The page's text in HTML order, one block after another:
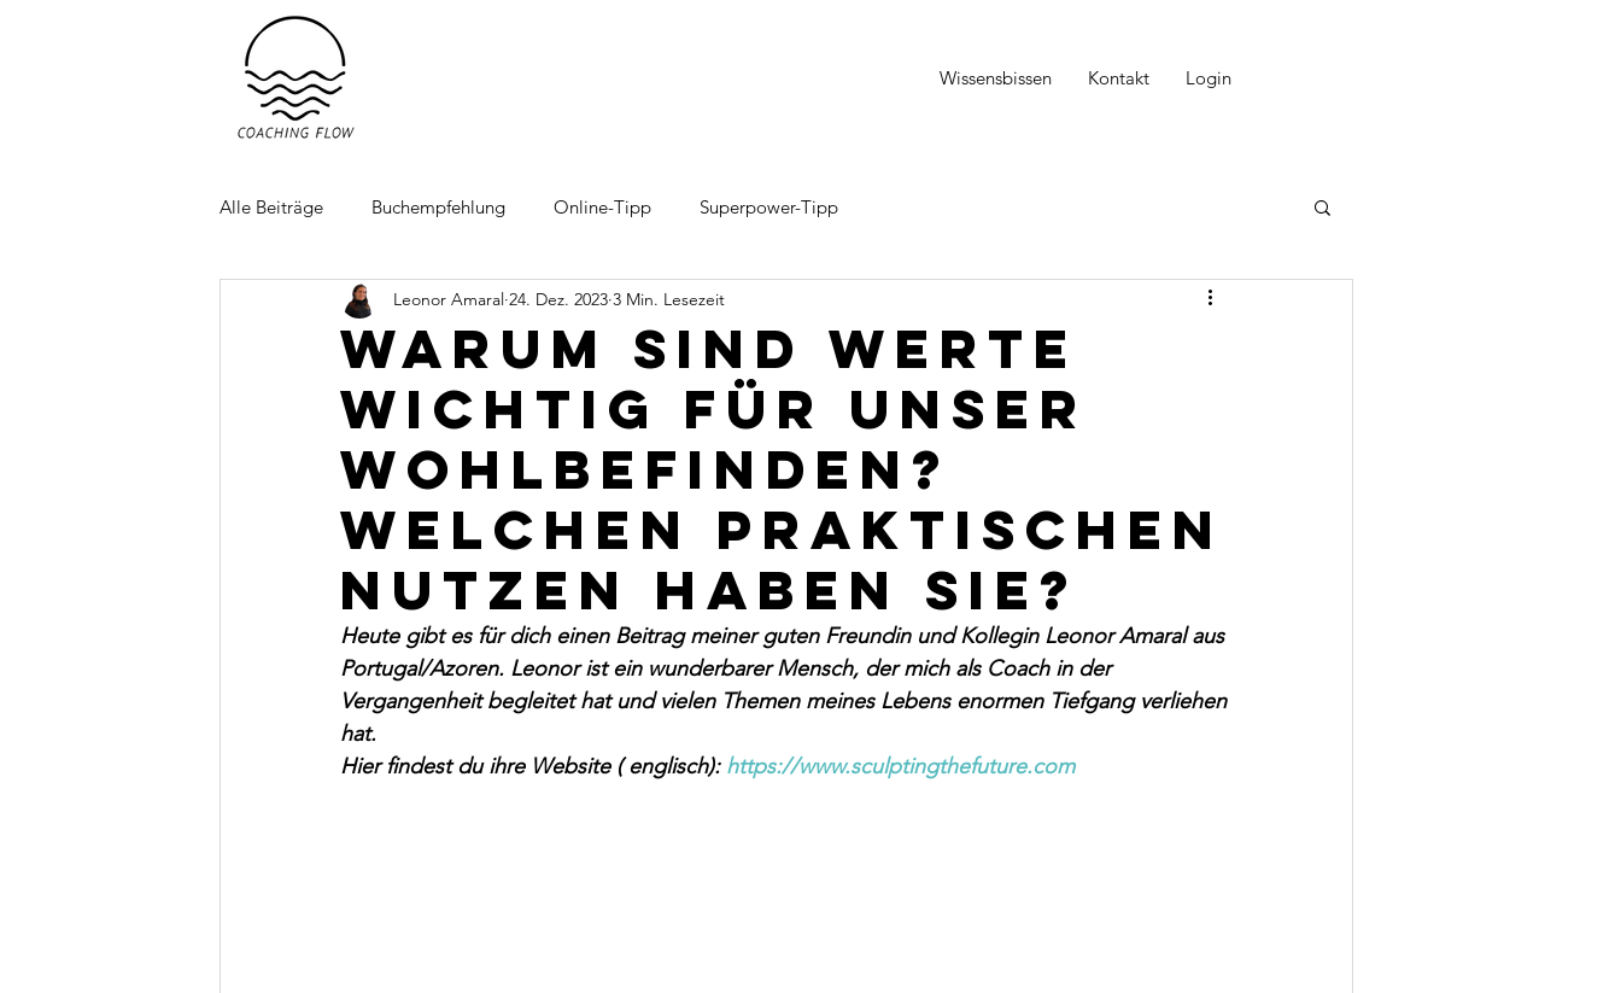
Wissensbissen Kontakt Login
Alle Beiträge Buchempfehlung Online-Tipp Superpower-Tipp
Warum sind Werte
wichtig für unser
Wohlbefinden?
Welchen praktischen
Nutzen haben sie?
Leonor Amaral 24. Dez. 2023 3 Min. Lesezeit
Heute gibt es für dich einen Beitrag meiner guten Freundin und Kollegin Leonor Amaral aus
Portugal/Azoren. Leonor ist ein wunderbarer Mensch, der mich als Coach in der
Vergangenheit begleitet hat und vielen Themen meines Lebens enormen Tiefgang verliehen
hat.
Hier findest du ihre Website ( englisch): https://www.sculptingthefuture.com